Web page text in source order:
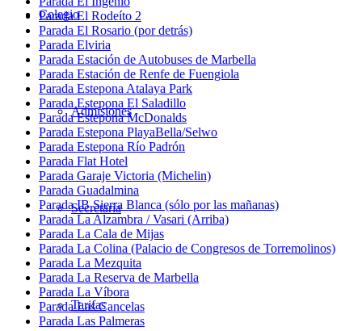
Colegio
Admisiones
Secretaría
Tarifas
Parada El Rodeíto 2
Parada El Rosario (por detrás)
Parada Elviria
Parada Estación de Autobuses de Marbella
Parada Estación de Renfe de Fuengiola
Parada Estepona Atalaya Park
Parada Estepona El Saladillo
Parada Estepona McDonalds
Parada Estepona PlayaBella/Selwo
Parada Estepona Río Padrón
Parada Flat Hotel
Parada Garaje Victoria (Michelin)
Parada Guadalmina
Parada IB Sierra Blanca (sólo por las mañanas)
Parada La Alzambra / Vasari (Arriba)
Parada La Cala de Mijas
Parada La Colina (Palacio de Congresos de Torremolinos)
Parada La Mezquita
Parada La Reserva de Marbella
Parada La Víbora
Parada Las Cancelas
Parada Las Palmeras